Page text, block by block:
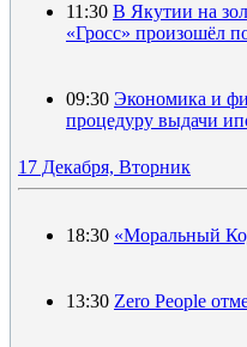
11:30 В Якутии на
«Гросс» произошёл
09:30 Экономика и
процедуру выдачи
17 Декабря, Вторник
18:30 «Моральный
13:30 Zero People